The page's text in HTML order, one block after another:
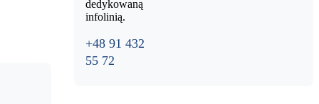
dedykowaną
infolinią.
+48 91 432
55 72